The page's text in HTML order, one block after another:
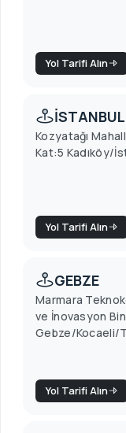
Yol Tarifi Alın
İSTANBUL
Kozyatağı
Kat:5 Kadıköy/
Yol Tarifi Alın
GEBZE
Marmara
ve İnovasyon
Gebze/Kocaeli/
Yol Tarifi Alın